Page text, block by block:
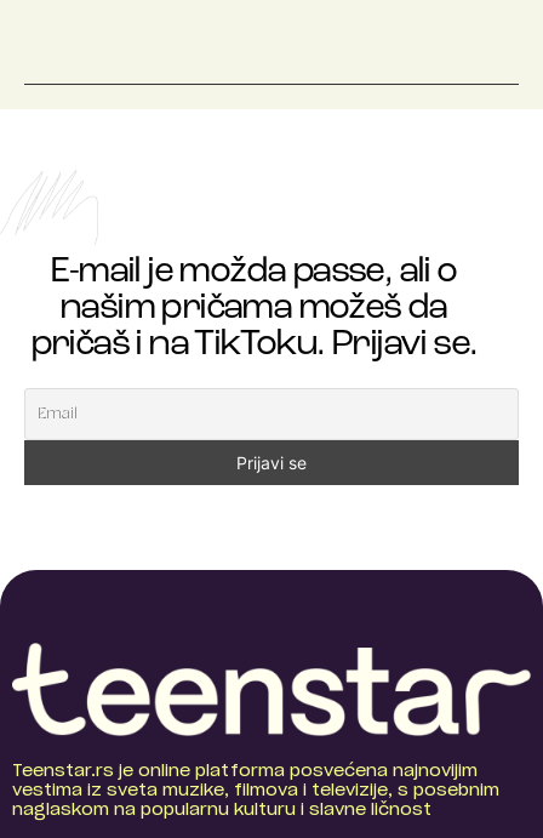
E-mail je možda passe, ali o
našim pričama možeš da
pričaš i na TikToku. Prijavi se.
Teenstar.rs je online platforma posvećena najnovijim
vestima iz sveta muzike, filmova i televizije, s posebnim
naglaskom na popularnu kulturu i slavne ličnost